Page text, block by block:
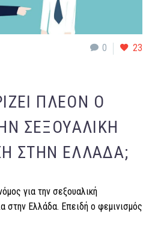
0 23
ΠΛΈΟΝ Ο
ΣΕΞΟΥΑΛΙΚΉ
ΣΤΗΝ ΕΛΛΆΔΑ;
για την σεξουαλική
στην Ελλάδα. Επειδή ο φεμινισμός